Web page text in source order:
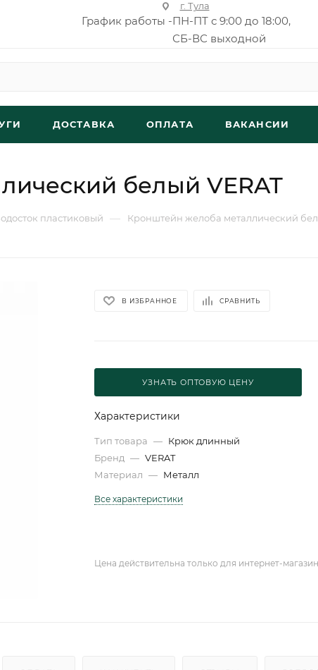
г. Тула
График работы -ПН-ПТ с 9:00 до 18:00,
СБ-ВС выходной
ДОСТАВКА ОПЛАТА ВАКАНСИИ
белый VERAT
пластиковый — Кронштейн желоба металлический
В ИЗБРАННОЕ СРАВНИТЬ
УЗНАТЬ ОПТОВУЮ ЦЕНУ
Характеристики
Тип товара — Крюк длинный
Бренд — VERAT
Материал — Металл
Все характеристики
Цена действительна только для интернет-